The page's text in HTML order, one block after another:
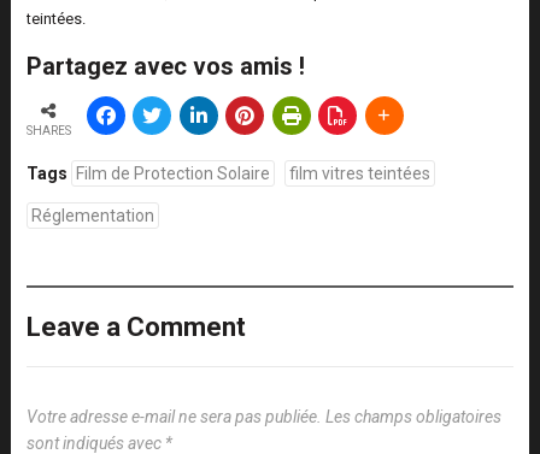
teintées.
Partagez avec vos amis !
SHARES
Tags Film de Protection Solaire film vitres teintées
Réglementation
Leave a Comment
Votre adresse e-mail ne sera pas publiée. Les champs obligatoires
sont indiqués avec *